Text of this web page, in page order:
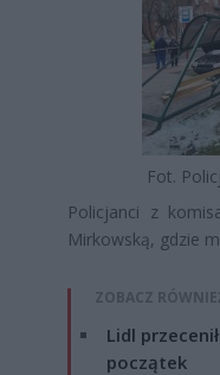
Fot.
Policjanci z
Mirkowską, gdzie
ZOBACZ
Lidl
początek